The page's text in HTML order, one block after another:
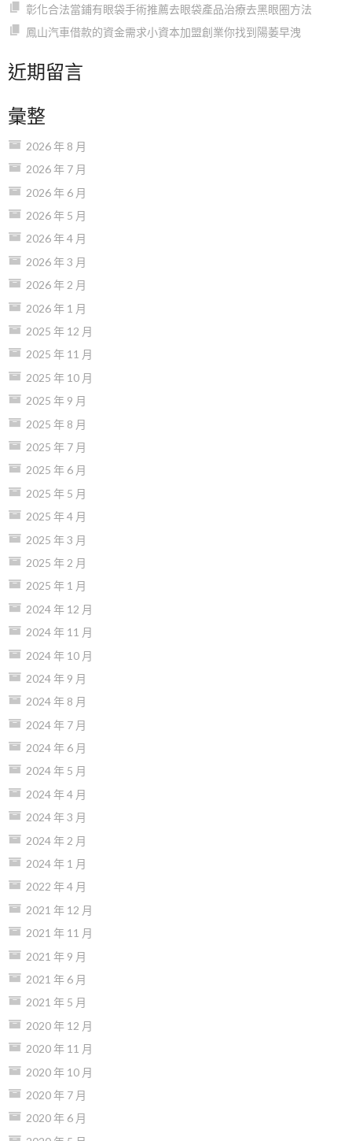
彰化合法當鋪有眼袋手術推薦去眼袋產品治療去黑眼圈方法
鳳山汽車借款的資金需求小資本加盟創業你找到陽萎早洩
近期留言
彙整
2026 年 8 月
2026 年 7 月
2026 年 6 月
2026 年 5 月
2026 年 4 月
2026 年 3 月
2026 年 2 月
2026 年 1 月
2025 年 12 月
2025 年 11 月
2025 年 10 月
2025 年 9 月
2025 年 8 月
2025 年 7 月
2025 年 6 月
2025 年 5 月
2025 年 4 月
2025 年 3 月
2025 年 2 月
2025 年 1 月
2024 年 12 月
2024 年 11 月
2024 年 10 月
2024 年 9 月
2024 年 8 月
2024 年 7 月
2024 年 6 月
2024 年 5 月
2024 年 4 月
2024 年 3 月
2024 年 2 月
2024 年 1 月
2022 年 4 月
2021 年 12 月
2021 年 11 月
2021 年 9 月
2021 年 6 月
2021 年 5 月
2020 年 12 月
2020 年 11 月
2020 年 10 月
2020 年 7 月
2020 年 6 月